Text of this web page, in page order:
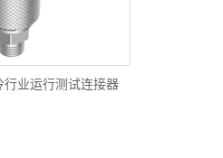
业运行测试连接器